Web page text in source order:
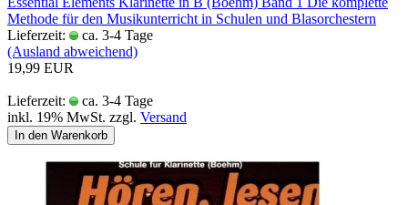
Methode für den Musikunterricht in Schulen und Blasorchestern
Lieferzeit:
ca. 3-4 Tage
(Ausland abweichend)
19,99 EUR
Lieferzeit:
ca. 3-4 Tage
inkl. 19% MwSt. zzgl. Versand
In den Warenkorb